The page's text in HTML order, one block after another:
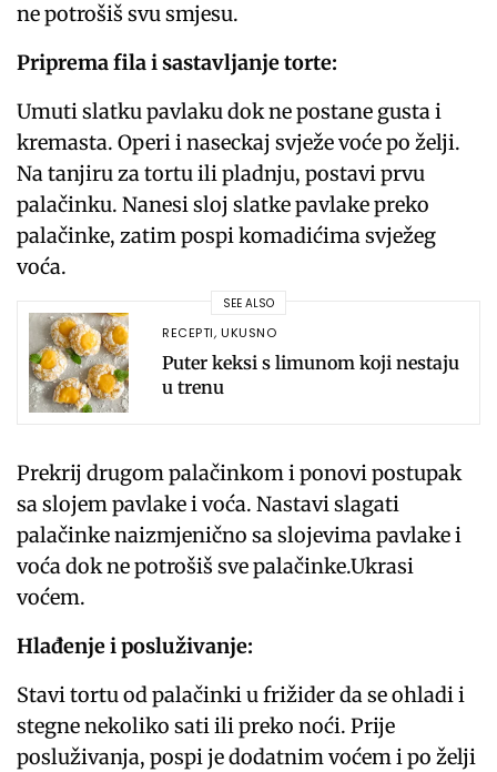
ne potrošiš svu smjesu.
Priprema fila i sastavljanje torte:
Umuti slatku pavlaku dok ne postane gusta i
kremasta. Operi i naseckaj svježe voće po želji.
Na tanjiru za tortu ili pladnju, postavi prvu
palačinku. Nanesi sloj slatke pavlake preko
palačinke, zatim pospi komadićima svježeg
voća.
SEE ALSO
RECEPTI, UKUSNO
Puter keksi s limunom koji nestaju
u trenu
Prekrij drugom palačinkom i ponovi postupak
sa slojem pavlake i voća. Nastavi slagati
palačinke naizmjenično sa slojevima pavlake i
voća dok ne potrošiš sve palačinke.Ukrasi
voćem.
Hlađenje i posluživanje:
Stavi tortu od palačinki u frižider da se ohladi i
stegne nekoliko sati ili preko noći. Prije
posluživanja, pospi je dodatnim voćem i po želji